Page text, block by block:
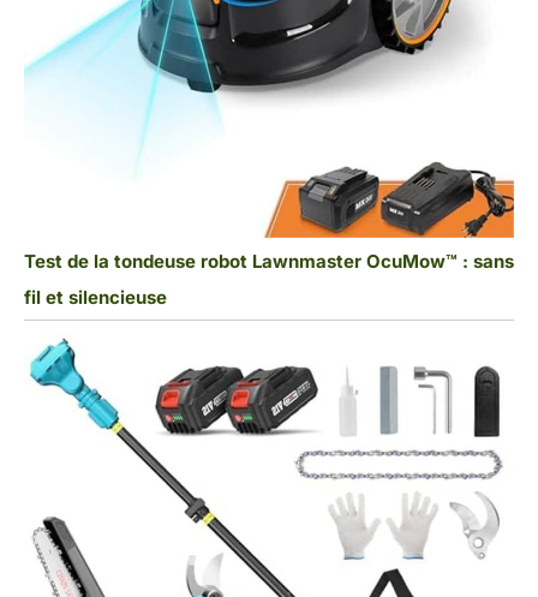
Test de la tondeuse robot Lawnmaster OcuMow™ : sans
fil et silencieuse